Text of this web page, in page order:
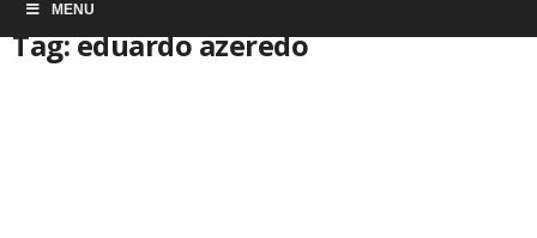
MENU
Início Tags
Tag: eduardo azeredo